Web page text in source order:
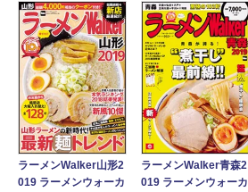
ラーメンWalker山形2
019 ラーメンウォーカ
ラーメンWalker青森2
019 ラーメンウォーカ